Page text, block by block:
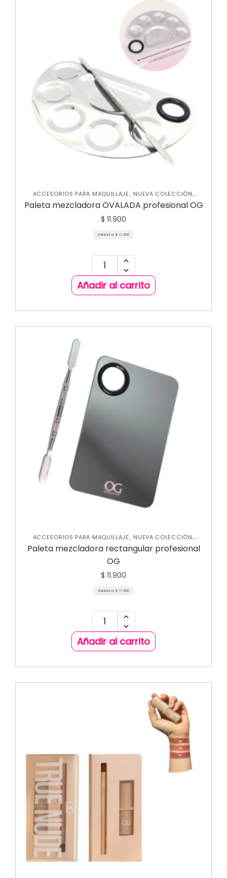
ACCESORIOS PARA MAQUILLAJE, NUEVA COLECCIÓN,
VARIEDADES
Paleta mezcladora OVALADA profesional OG
$ 11.900
Unidad a: $ 11.900
Añadir al carrito
ACCESORIOS PARA MAQUILLAJE, NUEVA COLECCIÓN,
VARIEDADES
Paleta mezcladora rectangular profesional
OG
$ 11.900
Unidad a: $ 11.900
Añadir al carrito